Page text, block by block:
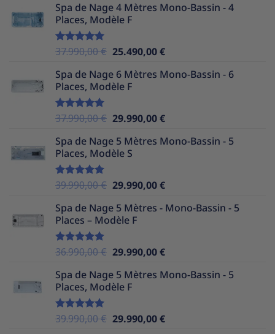
initial
était :
actuel
Spa de Nage 4 Mètres Mono-Bassin - 4
Places, Modèle F
Note5.00
37.990,00€ Le
initial
était :
25.490,00€Le
actuel
Spa de Nage 6 Mètres Mono-Bassin - 6
Places, Modèle F
Note5.00
37.990,00€ Le
initial
était :
29.990,00€Le
actuel
Spa de Nage 5 Mètres Mono-Bassin - 5
Places, Modèle S
Note5.00
39.990,00€ Le
initial
était :
29.990,00€Le
actuel
Spa de Nage 5 Mètres - Mono-Bassin - 5
Places – Modèle F
Note5.00
36.990,00€ Le
initial
était :
29.990,00€Le
actuel
Spa de Nage 5 Mètres Mono-Bassin - 5
Places, Modèle F
Note5.00
39.990,00€ Le
29.990,00€Le